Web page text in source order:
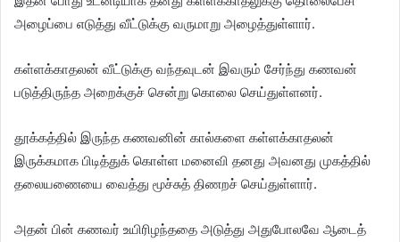
அழைப்பை எடுத்து வீட்டுக்கு வருமாறு அழைத்துள்ளார்.
கள்ளக்காதலன் வீட்டுக்கு வந்தவுடன் இவரும் சேர்ந்து கணவன்
படுத்திருந்த அறைக்குச் சென்று கொலை செய்துள்ளனர்.
தூக்கத்தில் இருந்த கணவனின் கால்களை கள்ளக்காதலன்
இருக்கமாக பிடித்துக் கொள்ள மனைவி தனது அவனது முகத்தில்
தலையணையை வைத்து மூச்சுத் திணறச் செய்துள்ளார்.
அதன் பின் கணவர் உயிரிழந்ததை அடுத்து அதுபோலவே ஆடைத்